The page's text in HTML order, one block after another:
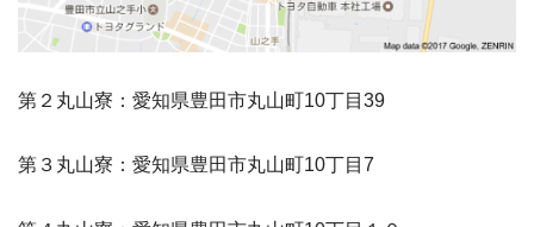
第２丸山寮：愛知県豊田市丸山町10丁目39
第３丸山寮：愛知県豊田市丸山町10丁目7